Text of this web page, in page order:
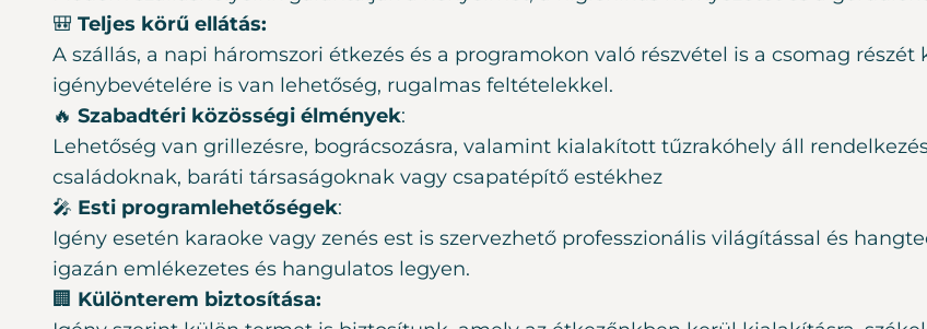
🎒 Teljes körű ellátás:
A szállás, a napi háromszori étkezés és a programokon való részvétel is a csomag
igénybevételére is van lehetőség, rugalmas feltételekkel.
🔥 Szabadtéri közösségi élmények:
Lehetőség van grillezésre, bográcsozásra, valamint kialakított tűzrakóhely áll
családoknak, baráti társaságoknak vagy csapatépítő estékhez
🎤 Esti programlehetőségek:
Igény esetén karaoke vagy zenés est is szervezhető professzionális világítással és
igazán emlékezetes és hangulatos legyen.
🏢 Különterem biztosítása: